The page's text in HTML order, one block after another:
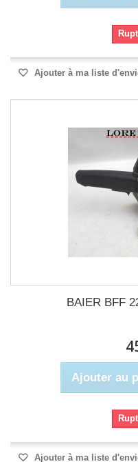
Ajouter à ma liste
BAIER BFF
Ajouter au
Ajouter à ma liste